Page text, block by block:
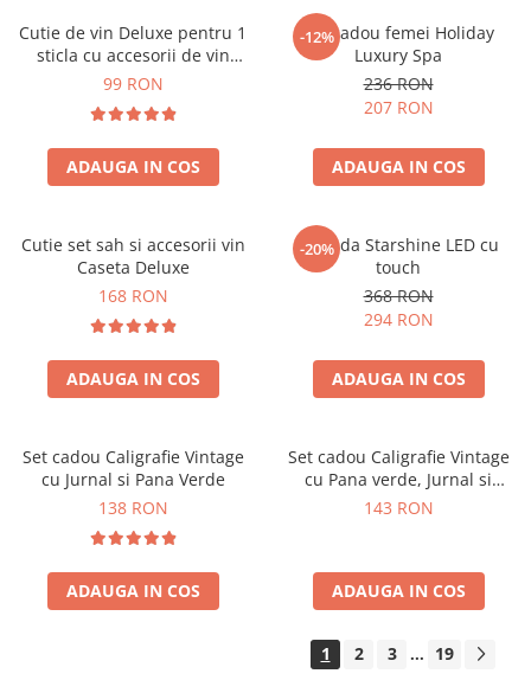
Cutie de vin Deluxe pentru 1
sticla cu accesorii de vin
incluse piele ecologica de
99 RON
ADAUGA IN COS
-12%
Set cadou femei Holiday
Luxury Spa
236 RON
207 RON
ADAUGA IN COS
Cutie set sah si accesorii vin
Caseta Deluxe
168 RON
ADAUGA IN COS
-20%
Oglinda Starshine LED cu
touch
368 RON
294 RON
ADAUGA IN COS
Set cadou Caligrafie Vintage
cu Jurnal si Pana Verde
138 RON
ADAUGA IN COS
Set cadou Caligrafie Vintage
cu Pana verde, Jurnal si
Suport pentru stilou, 9 piese
143 RON
ADAUGA IN COS
1 2 3 ... 19